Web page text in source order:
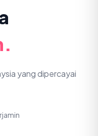
yang dipercayai